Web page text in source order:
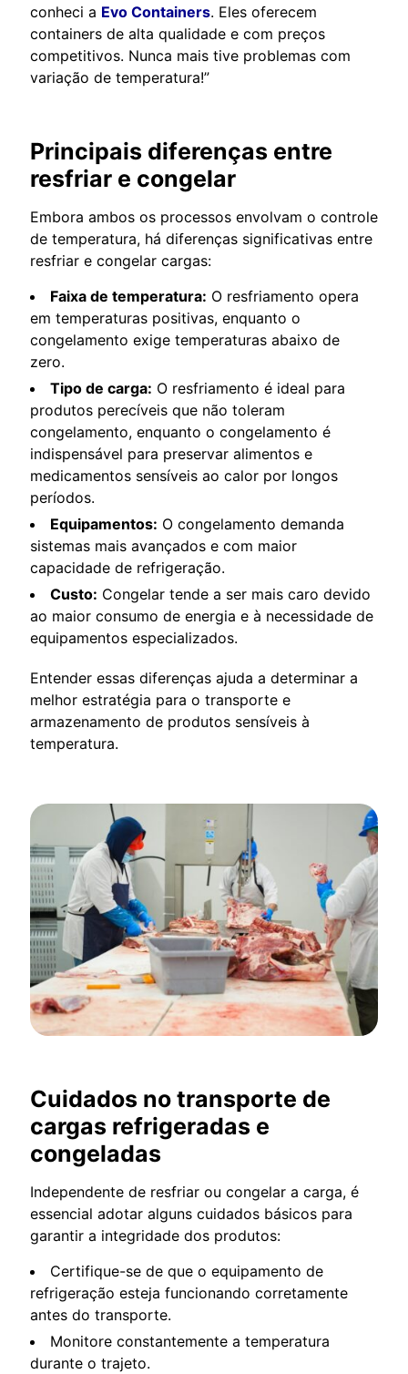
conheci a Evo Containers. Eles oferecem
containers de alta qualidade e com preços
competitivos. Nunca mais tive problemas com
variação de temperatura!”
Principais diferenças entre
resfriar e congelar
Embora ambos os processos envolvam o controle
de temperatura, há diferenças significativas entre
resfriar e congelar cargas:
Faixa de temperatura: O resfriamento opera
em temperaturas positivas, enquanto o
congelamento exige temperaturas abaixo de
zero.
Tipo de carga: O resfriamento é ideal para
produtos perecíveis que não toleram
congelamento, enquanto o congelamento é
indispensável para preservar alimentos e
medicamentos sensíveis ao calor por longos
períodos.
Equipamentos: O congelamento demanda
sistemas mais avançados e com maior
capacidade de refrigeração.
Custo: Congelar tende a ser mais caro devido
ao maior consumo de energia e à necessidade de
equipamentos especializados.
Entender essas diferenças ajuda a determinar a
melhor estratégia para o transporte e
armazenamento de produtos sensíveis à
temperatura.
Cuidados no transporte de
cargas refrigeradas e
congeladas
Independente de resfriar ou congelar a carga, é
essencial adotar alguns cuidados básicos para
garantir a integridade dos produtos:
Certifique-se de que o equipamento de
refrigeração esteja funcionando corretamente
antes do transporte.
Monitore constantemente a temperatura
durante o trajeto.